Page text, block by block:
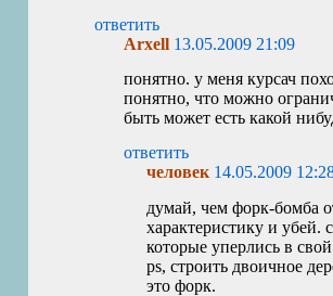
ответить
Arxell 13.05.2009 21:09
понятно. у меня курсач
понятно, что можно
быть может есть какой
ответить
человек 14.05.2009
думай, чем форк-бомба
характеристику и убей.
которые уперлись в
ps, строить двоичное
это форк.